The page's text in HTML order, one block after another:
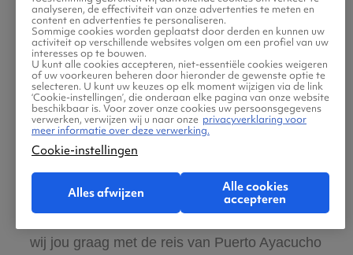
Boek ook direct een hotel of huurauto voor
in Dusseldorf
Gratis tips, reisadvies en speciale
aanbiedingen voor vliegtickets Puerto
Ayacucho naar Dusseldorf
Wij vinden dat de zoektocht naar vliegtickets
wij jou graag met de reis van Puerto Ayacucho
analyseren, de effectiviteit van onze advertenties te meten en
content en advertenties te personaliseren.
Sommige cookies worden geplaatst door derden en kunnen uw
activiteit op verschillende websites volgen om een profiel van uw
interesses op te bouwen.
U kunt alle cookies accepteren, niet-essentiële cookies weigeren
of uw voorkeuren beheren door hieronder de gewenste optie te
selecteren. U kunt uw keuzes op elk moment wijzigen via de link
‘Cookie-instellingen’, die onderaan elke pagina van onze website
beschikbaar is. Voor zover onze cookies uw persoonsgegevens
verwerken, verwijzen wij u naar onze privacyverklaring voor
meer informatie over deze verwerking.
Cookie-instellingen
Alles afwijzen
Alle cookies
accepteren